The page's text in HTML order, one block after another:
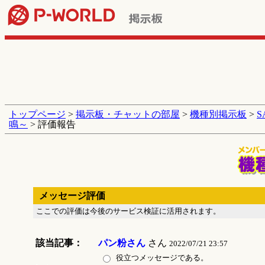
トップページ > 掲示板・チャットの部屋 > 機種別掲示板 >
鳴～ > 評価報告
メッセージ評価
ここでの評価は今後のサービス検証に活用されます。
該当記事： パン粉さんさん 2022/07/21 23:57
役立つメッセージである。